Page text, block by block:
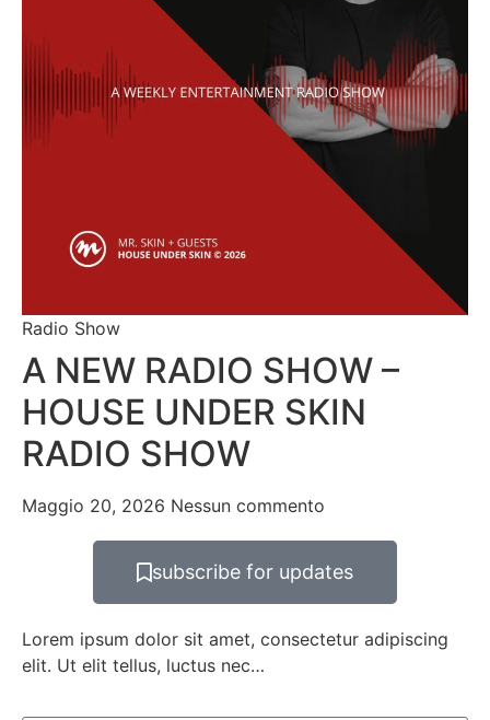
Radio Show
A NEW RADIO SHOW –
HOUSE UNDER SKIN
RADIO SHOW
Maggio 20, 2026 Nessun commento
subscribe for updates
Lorem ipsum dolor sit amet, consectetur adipiscing
elit. Ut elit tellus, luctus nec…